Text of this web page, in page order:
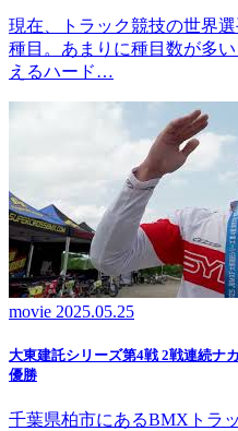
現在、トラック競技の世界
種目。あまりに種目数が多
えるハード…
movie 2025.05.25
大東建託シリーズ第4戦 2戦連続ナ
優勝
千葉県柏市にあるBMXトラ